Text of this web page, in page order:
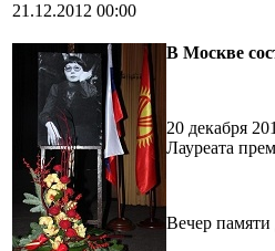
21.12.2012 00:00
В Москве
20 декабря
Лауреата
Вечер